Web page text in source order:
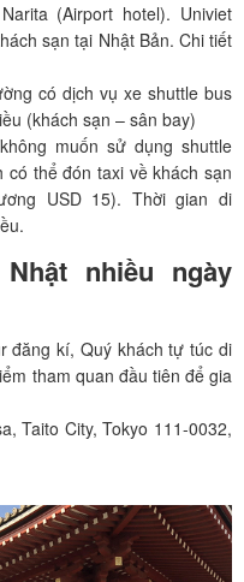
(Airport hotel). Univiet
sạn tại Nhật Bản. Chi tiết
có dịch vụ xe shuttle bus
(khách sạn – sân bay)
muốn sử dụng shuttle
có thể đón taxi về khách sạn
USD 15). Thời gian di
nhiều ngày
đăng kí, Quý khách tự túc di
tham quan đầu tiên để gia
Taito City, Tokyo 111-0032,